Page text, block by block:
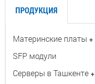
ПРОДУКЦИЯ
Материнские платы +
SFP модули
Серверы в Ташкенте +